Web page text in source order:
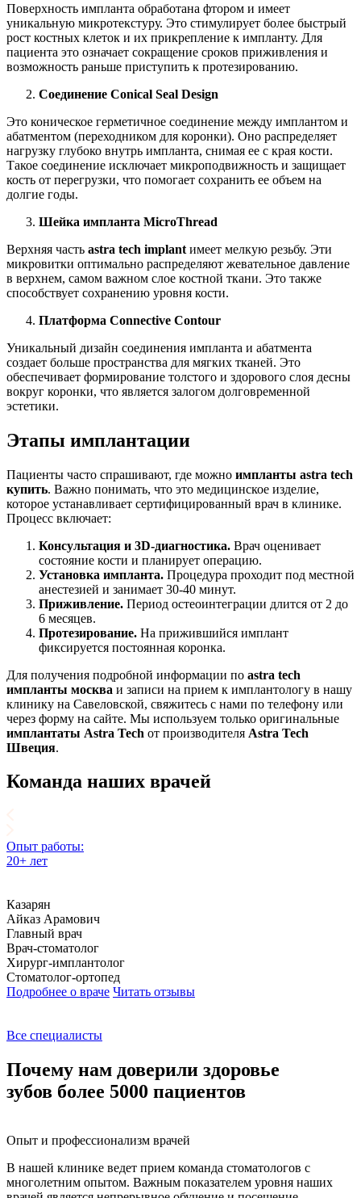
Поверхность импланта обработана фтором и имеет
уникальную микротекстуру. Это стимулирует более быстрый
рост костных клеток и их прикрепление к импланту. Для
пациента это означает сокращение сроков приживления и
возможность раньше приступить к протезированию.
Соединение Conical Seal Design
Это коническое герметичное соединение между имплантом и
абатментом (переходником для коронки). Оно распределяет
нагрузку глубоко внутрь импланта, снимая ее с края кости.
Такое соединение исключает микроподвижность и защищает
кость от перегрузки, что помогает сохранить ее объем на
долгие годы.
Шейка импланта MicroThread
Верхняя часть astra tech implant имеет мелкую резьбу. Эти
микровитки оптимально распределяют жевательное давление
в верхнем, самом важном слое костной ткани. Это также
способствует сохранению уровня кости.
Платформа Connective Contour
Уникальный дизайн соединения импланта и абатмента
создает больше пространства для мягких тканей. Это
обеспечивает формирование толстого и здорового слоя десны
вокруг коронки, что является залогом долговременной
эстетики.
Этапы имплантации
Пациенты часто спрашивают, где можно импланты astra tech
купить. Важно понимать, что это медицинское изделие,
которое устанавливает сертифицированный врач в клинике.
Процесс включает:
Консультация и 3D-диагностика. Врач оценивает
состояние кости и планирует операцию.
Установка импланта. Процедура проходит под местной
анестезией и занимает 30-40 минут.
Приживление. Период остеоинтеграции длится от 2 до
6 месяцев.
Протезирование. На прижившийся имплант
фиксируется постоянная коронка.
Для получения подробной информации по astra tech
импланты москва и записи на прием к имплантологу в нашу
клинику на Савеловской, свяжитесь с нами по телефону или
через форму на сайте. Мы используем только оригинальные
имплантаты Astra Tech от производителя Astra Tech
Швеция.
Команда наших врачей
Опыт работы:
20+ лет
Казарян
Айказ Арамович
Главный врач
Врач-стоматолог
Хирург-имплантолог
Стоматолог-ортопед
Подробнее о враче Читать отзывы
Все специалисты
Почему нам доверили здоровье
зубов более 5000 пациентов
Опыт и профессионализм врачей
В нашей клинике ведет прием команда стоматологов с
многолетним опытом. Важным показателем уровня наших